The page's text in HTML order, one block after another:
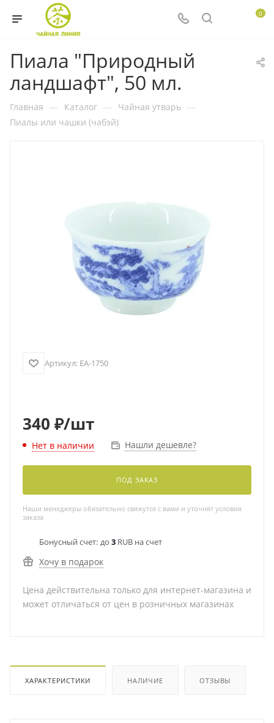
0
Пиала "Природный
ландшафт", 50 мл.
Главная — Каталог — Чайная утварь —
Пиалы или чашки (чабэй)
Артикул: EA-1750
340 ₽/шт
Нет в наличии Нашли дешевле?
ПОД ЗАКАЗ
Наши менеджеры обязательно свяжутся с вами и уточнят условия
заказа
Бонусный счет: до 3 RUB на счет
Хочу в подарок
Цена действительна только для интернет-магазина и
может отличаться от цен в розничных магазинах
ХАРАКТЕРИСТИКИ НАЛИЧИЕ ОТЗЫВЫ